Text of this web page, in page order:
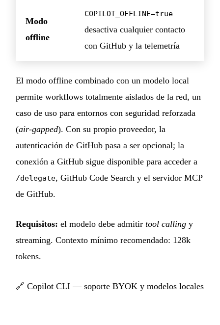
Modo
offline
COPILOT_OFFLINE=true
desactiva cualquier contacto
con GitHub y la telemetría
El modo offline combinado con un modelo local
permite workflows totalmente aislados de la red, un
caso de uso para entornos con seguridad reforzada
(air-gapped). Con su propio proveedor, la
autenticación de GitHub pasa a ser opcional; la
conexión a GitHub sigue disponible para acceder a
/delegate, GitHub Code Search y el servidor MCP
de GitHub.
Requisitos: el modelo debe admitir tool calling y
streaming. Contexto mínimo recomendado: 128k
tokens.
🔗 Copilot CLI — soporte BYOK y modelos locales